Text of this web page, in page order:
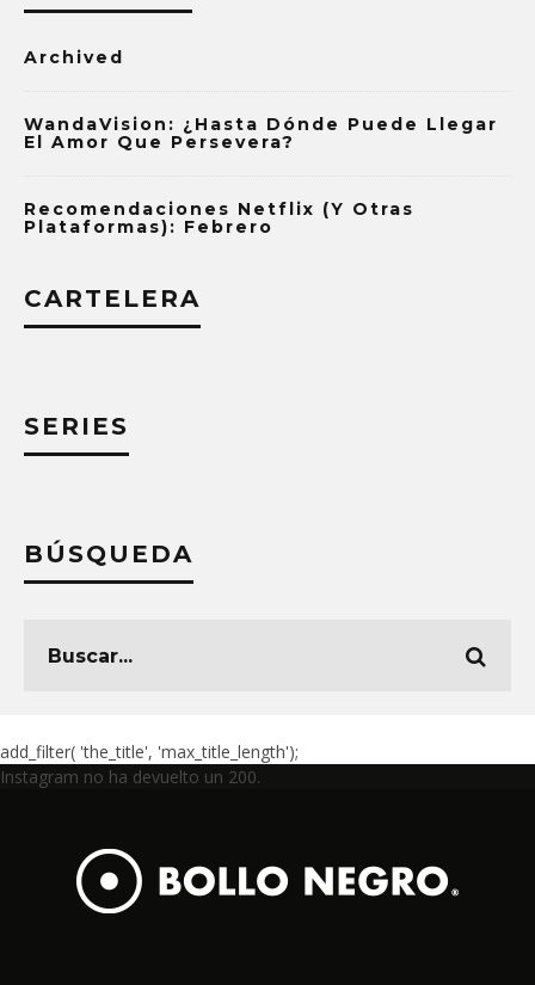
Archived
WandaVision: ¿Hasta Dónde Puede Llegar
El Amor Que Persevera?
Recomendaciones Netflix (y Otras
Plataformas): Febrero
CARTELERA
SERIES
BÚSQUEDA
add_filter( 'the_title', 'max_title_length');
Instagram no ha devuelto un 200.